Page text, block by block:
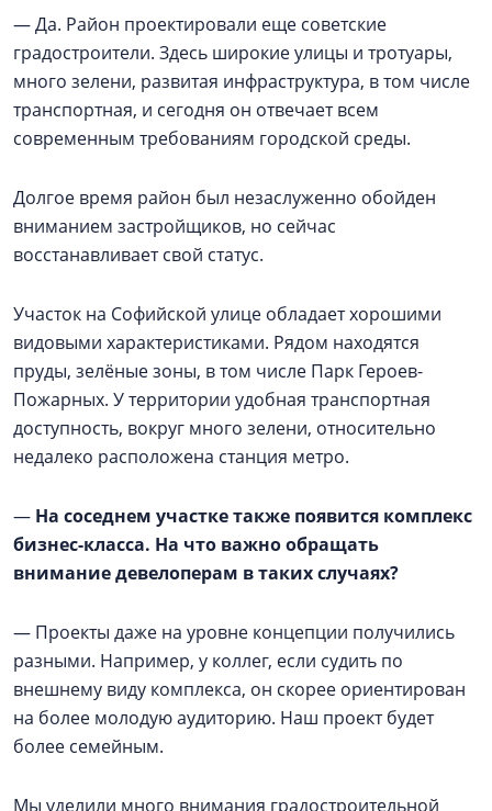
— Да. Район проектировали еще советские
градостроители. Здесь широкие улицы и тротуары,
много зелени, развитая инфраструктура, в том числе
транспортная, и сегодня он отвечает всем
современным требованиям городской среды.
Долгое время район был незаслуженно обойден
вниманием застройщиков, но сейчас
восстанавливает свой статус.
Участок на Софийской улице обладает хорошими
видовыми характеристиками. Рядом находятся
пруды, зелёные зоны, в том числе Парк Героев-
Пожарных. У территории удобная транспортная
доступность, вокруг много зелени, относительно
недалеко расположена станция метро.
— На соседнем участке также появится комплекс
бизнес-класса. На что важно обращать
внимание девелоперам в таких случаях?
— Проекты даже на уровне концепции получились
разными. Например, у коллег, если судить по
внешнему виду комплекса, он скорее ориентирован
на более молодую аудиторию. Наш проект будет
более семейным.
Мы уделили много внимания градостроительной